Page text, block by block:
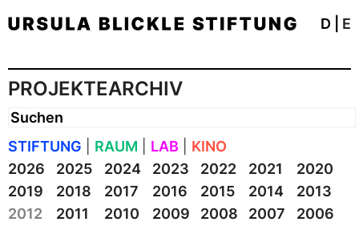
D E
PROJEKTEARCHIV
STIFTUNG RAUM LAB
KINO
2026
2025 2024 2023 2022 2021
2020
2019
2018 2017 2016 2015 2014
2013
2012
2011 2010 2009 2008 2007
2006